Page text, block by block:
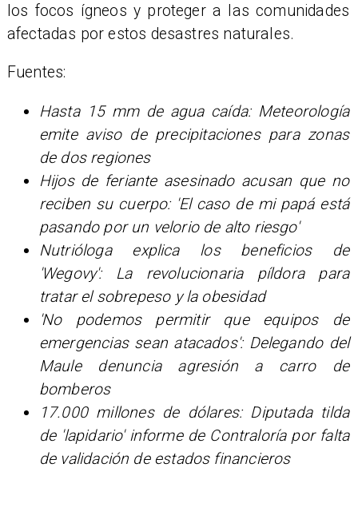
los focos ígneos y proteger a las comunidades
afectadas por estos desastres naturales.
Fuentes:
Hasta 15 mm de agua caída: Meteorología
emite aviso de precipitaciones para zonas
de dos regiones
Hijos de feriante asesinado acusan que no
reciben su cuerpo: 'El caso de mi papá está
pasando por un velorio de alto riesgo'
Nutrióloga explica los beneficios de
'Wegovy': La revolucionaria píldora para
tratar el sobrepeso y la obesidad
'No podemos permitir que equipos de
emergencias sean atacados': Delegando del
Maule denuncia agresión a carro de
bomberos
17.000 millones de dólares: Diputada tilda
de 'lapidario' informe de Contraloría por falta
de validación de estados financieros